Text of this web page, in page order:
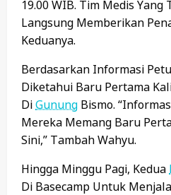
19.00 WIB. Tim Medis Yang
Langsung Memberikan
Keduanya.
Berdasarkan Informasi
Diketahui Baru Pertama
DiGunung Bismo.
Mereka Memang Baru
Sini,” Tambah Wahyu.
Hingga Minggu Pagi, Kedua
Di Basecamp Untuk